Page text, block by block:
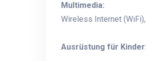
Multimedia:
Wireless Internet
Ausrüstung für Kinder: